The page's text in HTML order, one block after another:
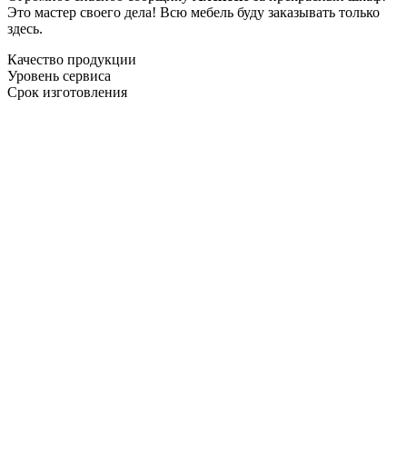
Это мастер своего дела! Всю мебель буду заказывать только
здесь.
Качество продукции
Уровень сервиса
Срок изготовления